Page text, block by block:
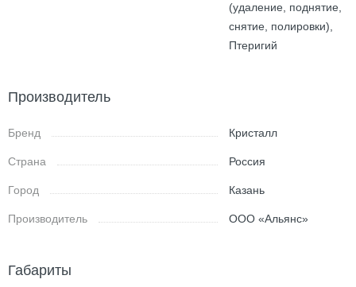
(удаление, поднятие,
снятие, полировки),
Птеригий
Производитель
Бренд Кристалл
Страна Россия
Город Казань
Производитель ООО «Альянс»
Габариты